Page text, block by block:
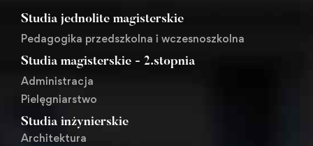
Studia jednolite magisterskie
Pedagogika przedszkolna i wczesnoszkolna
Studia magisterskie - 2.stopnia
Administracja
Pielęgniarstwo
Studia inżynierskie
Architektura